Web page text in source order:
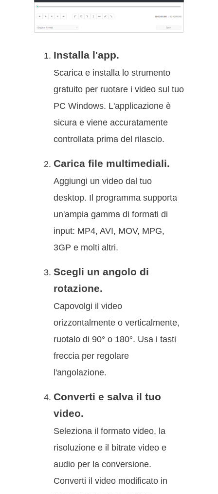
Installa l'app.
Scarica e installa lo strumento
gratuito per ruotare i video sul tuo
PC Windows. L'applicazione è
sicura e viene accuratamente
controllata prima del rilascio.
Carica file multimediali.
Aggiungi un video dal tuo
desktop. Il programma supporta
un'ampia gamma di formati di
input: MP4, AVI, MOV, MPG,
3GP e molti altri.
Scegli un angolo di
rotazione.
Capovolgi il video
orizzontalmente o verticalmente,
ruotalo di 90° o 180°. Usa i tasti
freccia per regolare
l'angolazione.
Converti e salva il tuo
video.
Seleziona il formato video, la
risoluzione e il bitrate video e
audio per la conversione.
Converti il video modificato in